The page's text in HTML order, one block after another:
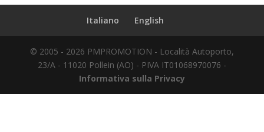
Italiano English
© 2005 - 2026 PMPROMOTION - Località Autoporto,
23/A - 11020 Pollein (AO) - PIVA IT01068970076 -
Informativa sulla Privacy